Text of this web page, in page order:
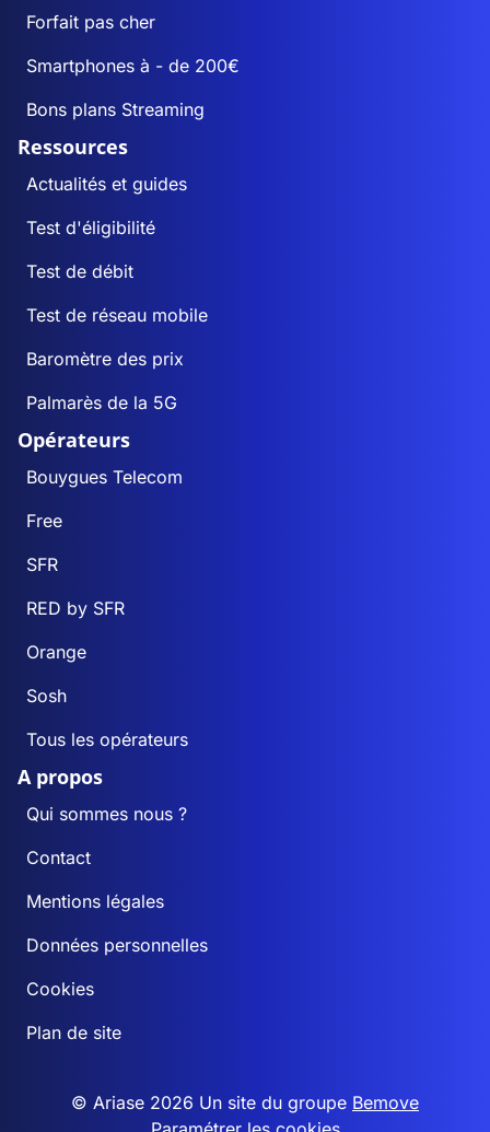
Forfait pas cher
Smartphones à - de 200€
Bons plans Streaming
Ressources
Actualités et guides
Test d'éligibilité
Test de débit
Test de réseau mobile
Baromètre des prix
Palmarès de la 5G
Opérateurs
Bouygues Telecom
Free
SFR
RED by SFR
Orange
Sosh
Tous les opérateurs
A propos
Qui sommes nous ?
Contact
Mentions légales
Données personnelles
Cookies
Plan de site
© Ariase 2026 Un site du groupe Bemove